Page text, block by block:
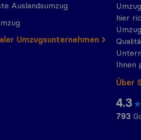
Auslandsumzug
Umzugsunternehmen
hier
Ihnen
Über
4.3
793